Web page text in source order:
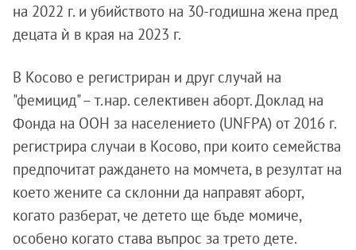
на 2022 г. и убийството на 30-годишна жена пред
децата ѝ в края на 2023 г.
В Косово е регистриран и друг случай на
"фемицид" – т.нар. селективен аборт. Доклад на
Фонда на ООН за населението (UNFPA) от 2016 г.
регистрира случаи в Косово, при които семейства
предпочитат раждането на момчета, в резултат на
което жените са склонни да направят аборт,
когато разберат, че детето ще бъде момиче,
особено когато става въпрос за трето дете.